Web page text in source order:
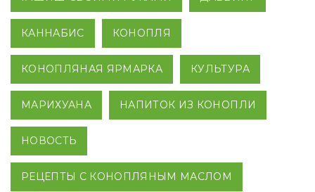
КАННАБИС КОНОПЛЯ
КОНОПЛЯНАЯ ЯРМАРКА КУЛЬТУРА
МАРИХУАНА НАПИТОК ИЗ КОНОПЛИ
НОВОСТЬ
РЕЦЕПТЫ С КОНОПЛЯНЫМ МАСЛОМ